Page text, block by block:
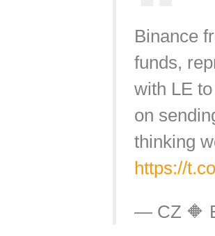
Binance
funds,
with LE
on
thinking
https://
— CZ 🔶